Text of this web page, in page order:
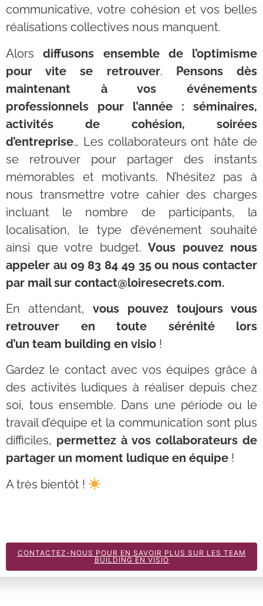
communicative, votre cohésion et vos belles
réalisations collectives nous manquent.
Alorsdiffusons ensemble de l’optimisme
pour vite se retrouver. Pensons dès
maintenant à vos événements
professionnels pour l’année : séminaires,
activités de cohésion, soirées
d’entreprise… Les collaborateurs ont hâte de
se retrouver pour partager des instants
mémorables et motivants. N’hésitez pas à
nous transmettre votre cahier des charges
incluant le nombre de participants, la
localisation, le type d’événement souhaité
ainsi que votre budget. Vous pouvez nous
appeler au 09 83 84 49 35 ou nous contacter
par mail sur contact@loiresecrets.com.
En attendant, vous pouvez toujours vous
retrouver en toute sérénité lors
d’un team building en visio !
Gardez le contact avec vos équipes grâce à
des activités ludiques à réaliser depuis chez
soi, tous ensemble. Dans une période ou le
travail d’équipe et la communication sont plus
difficiles, permettez à vos collaborateurs de
partager un moment ludique en équipe !
A très bientôt !
CONTACTEZ-NOUS POUR EN SAVOIR PLUS SUR LES TEAM
BUILDING EN VISIO